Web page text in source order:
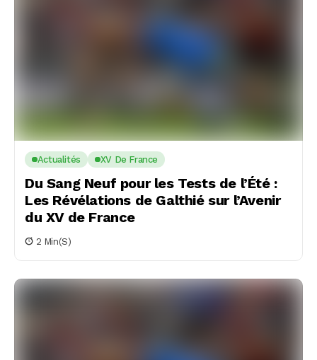
Actualités XV De France
Du Sang Neuf pour les Tests de l’Été :
Les Révélations de Galthié sur l’Avenir
du XV de France
2 Min(s)